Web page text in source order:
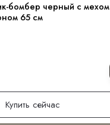
бомбер черный с мехом
65 см
Купить сейчас